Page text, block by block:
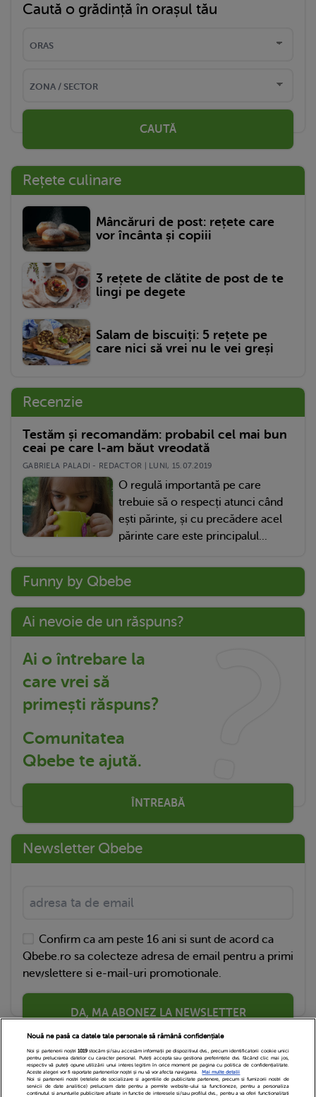
Caută o grădință în orașul tău
CAUTĂ
Rețete culinare
Mâncăruri de post: rețete care
vor încânta și copiii
3 rețete de clătite de post de te
lingi pe degete
Salam de biscuiți: 5 rețete pe
care nici să vrei nu le vei greși
Recenzie
Testăm și recomandăm: probabil cel mai bun
ceai pe care l-am băut vreodată
GABRIELA PALADI - REDACTOR | LUNI, 15.07.2019
O regulă importantă pe care
trebuie să o respecți atunci când
ești părinte, și cu precădere acel
părinte care este principalul...
Funny by Qbebe
Ai nevoie de un răspuns?
Ai o întrebare la
care vrei să
primești răspuns?
Comunitatea
Qbebe te ajută.
ÎNTREABĂ
Newsletter Qbebe
Confirm ca am peste 16 ani si sunt de acord ca
Qbebe.ro sa colecteze adresa de email pentru a primi
newslettere si e-mail-uri promotionale.
DA, MA ABONEZ LA NEWSLETTER
Nouă ne pasă ca datele tale personale să rămână confidențiale
Noi și partenerii noștri 1019stocăm și/sau accesăm informații pe dispozitivul dvs., precum identificatorii cookie unici
pentru prelucrarea datelor cu caracter personal. Puteți accepta sau gestiona preferințele dvs. făcând clic mai jos,
respectiv vă puteți opune utilizării unui interes legitim în orice moment pe pagina cu politica de confidențialitate.
Aceste alegeri vor fi raportate partenerilor noștri și nu vă vor afecta navigarea.
Mai multe detalii
Noi si partenerii nostri (retelele de socializare si agentiile de publicitate partenere, precum si furnizorii nostri de
servicii de date analitice) prelucram date pentru a permite website-ului sa functioneze, pentru a personaliza
continutul si anunturile publicitare afisate in functie de interesele si/sau profilul dvs., pentru a va oferi functionalitati